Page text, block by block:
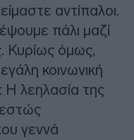
αντίπαλοι.
πάλι μαζί
Κυρίως όμως,
κοινωνική
Η λεηλασία της
γεννά